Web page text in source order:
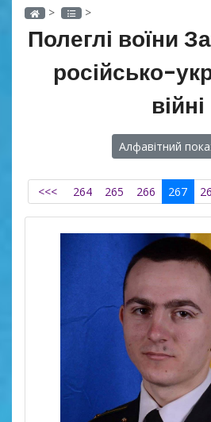
> >
Полеглі воїни
російсько-
війні
Алфавітний
<<< 264 265 266 267